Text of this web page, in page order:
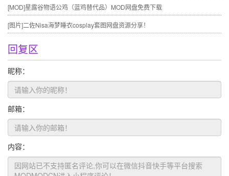
[MOD]星露谷物语公鸡（蓝鸡替代品）MOD网盘免费下载
[图片]二佐Nisa海梦睡衣cosplay套图网盘资源分享！
回复区
昵称：
邮箱：
内容：